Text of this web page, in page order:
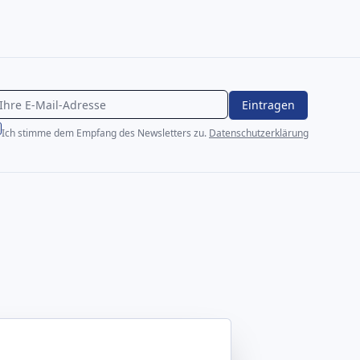
Eintragen
Ich stimme dem Empfang des Newsletters zu. Datenschutzerklärung